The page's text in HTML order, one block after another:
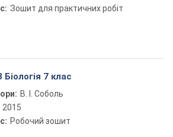
Зошит для практичних робіт
Біологія 7 клас
В. І. Соболь
2015
Робочий зошит